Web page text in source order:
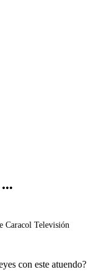
Caracol Televisión
con este atuendo?